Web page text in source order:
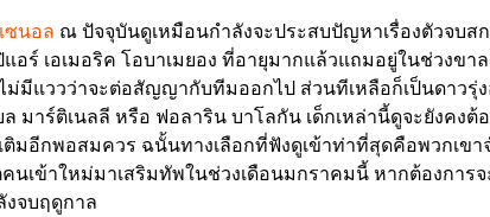
ซนอล ณ ปัจจุบันดูเหมือนกำลังจะประสบปัญหาเรื่องตัวจบ
อร์ เอเมอริค โอบาเมยอง ที่อายุมากแล้วแถมอยู่ในช่วงขา
ม่มีแววว่าจะต่อสัญญากับทีมออกไป ส่วนทีเหลือก็เป็นดาวรุ่ง
ล มาร์ติเนลลี หรือ ฟอลาริน บาโลกัน เด็กเหล่านี้ดูจะยังคงต้
ติมอีกพอสมควร ฉนั้นทางเลือกที่ฟังดูเข้าท่าที่สุดคือพวกเขา
นเข้าใหม่มาเสริมทัพในช่วงเดือนมกราคมนี้ หากต้องการ
งจบฤดูกาล